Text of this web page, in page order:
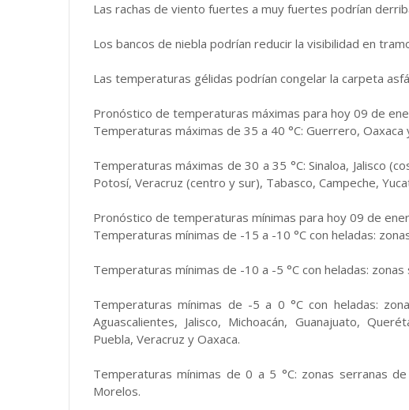
Las rachas de viento fuertes a muy fuertes podrían
Los bancos de niebla podrían reducir la visibilidad en
Las temperaturas gélidas podrían congelar la carpeta
Pronóstico de temperaturas máximas para hoy 09 de
Temperaturas máximas de 35 a 40 °C: Guerrero, Oaxaca
Temperaturas máximas de 30 a 35 °C: Sinaloa, Jalisco
Potosí, Veracruz (centro y sur), Tabasco, Campeche,
Pronóstico de temperaturas mínimas para hoy 09 de
Temperaturas mínimas de -15 a -10 °C con heladas:
Temperaturas mínimas de -10 a -5 °C con heladas:
Temperaturas mínimas de -5 a 0 °C con heladas:
Aguascalientes, Jalisco, Michoacán, Guanajuato,
Puebla, Veracruz y Oaxaca.
Temperaturas mínimas de 0 a 5 °C: zonas serranas
Morelos.